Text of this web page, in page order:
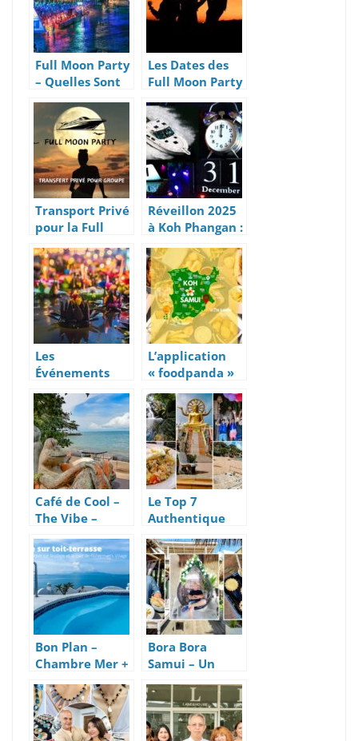
Full Moon Party
– Quelles Sont
Les Horaires De
Transport
Depuis Koh
Samui
Les Dates des
Full Moon Party
2024 sur l’île de
Koh Phangan
en Thaïlande
du Sud
Transport Privé
pour la Full
Moon Party à
Koh Phangan
Réveillon 2025
à Koh Phangan :
Transports
Inclus depuis
Koh Samui !
Les
Événements
Incontournable
s à Koh Samui
et Koh Phangan
pour Fin 2024
L’application
« foodpanda »
ferme ses
portes le 23
mai 2025
Café de Cool –
The Vibe –
Relax Samui
Le Top 7
Authentique
Des Activités
2021 À Koh
Samui
Bon Plan –
Chambre Mer +
Piscine Rooftop
32€ –
Hôtel Hacienda
Samui
Bora Bora
Samui – Un
Restaurant
Lounge Coup de
Cœur